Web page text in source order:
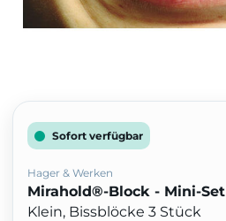
Sofort verfügbar
Hager & Werken
Mirahold®-Block - Mini-Set
Klein, Bissblöcke 3 Stück